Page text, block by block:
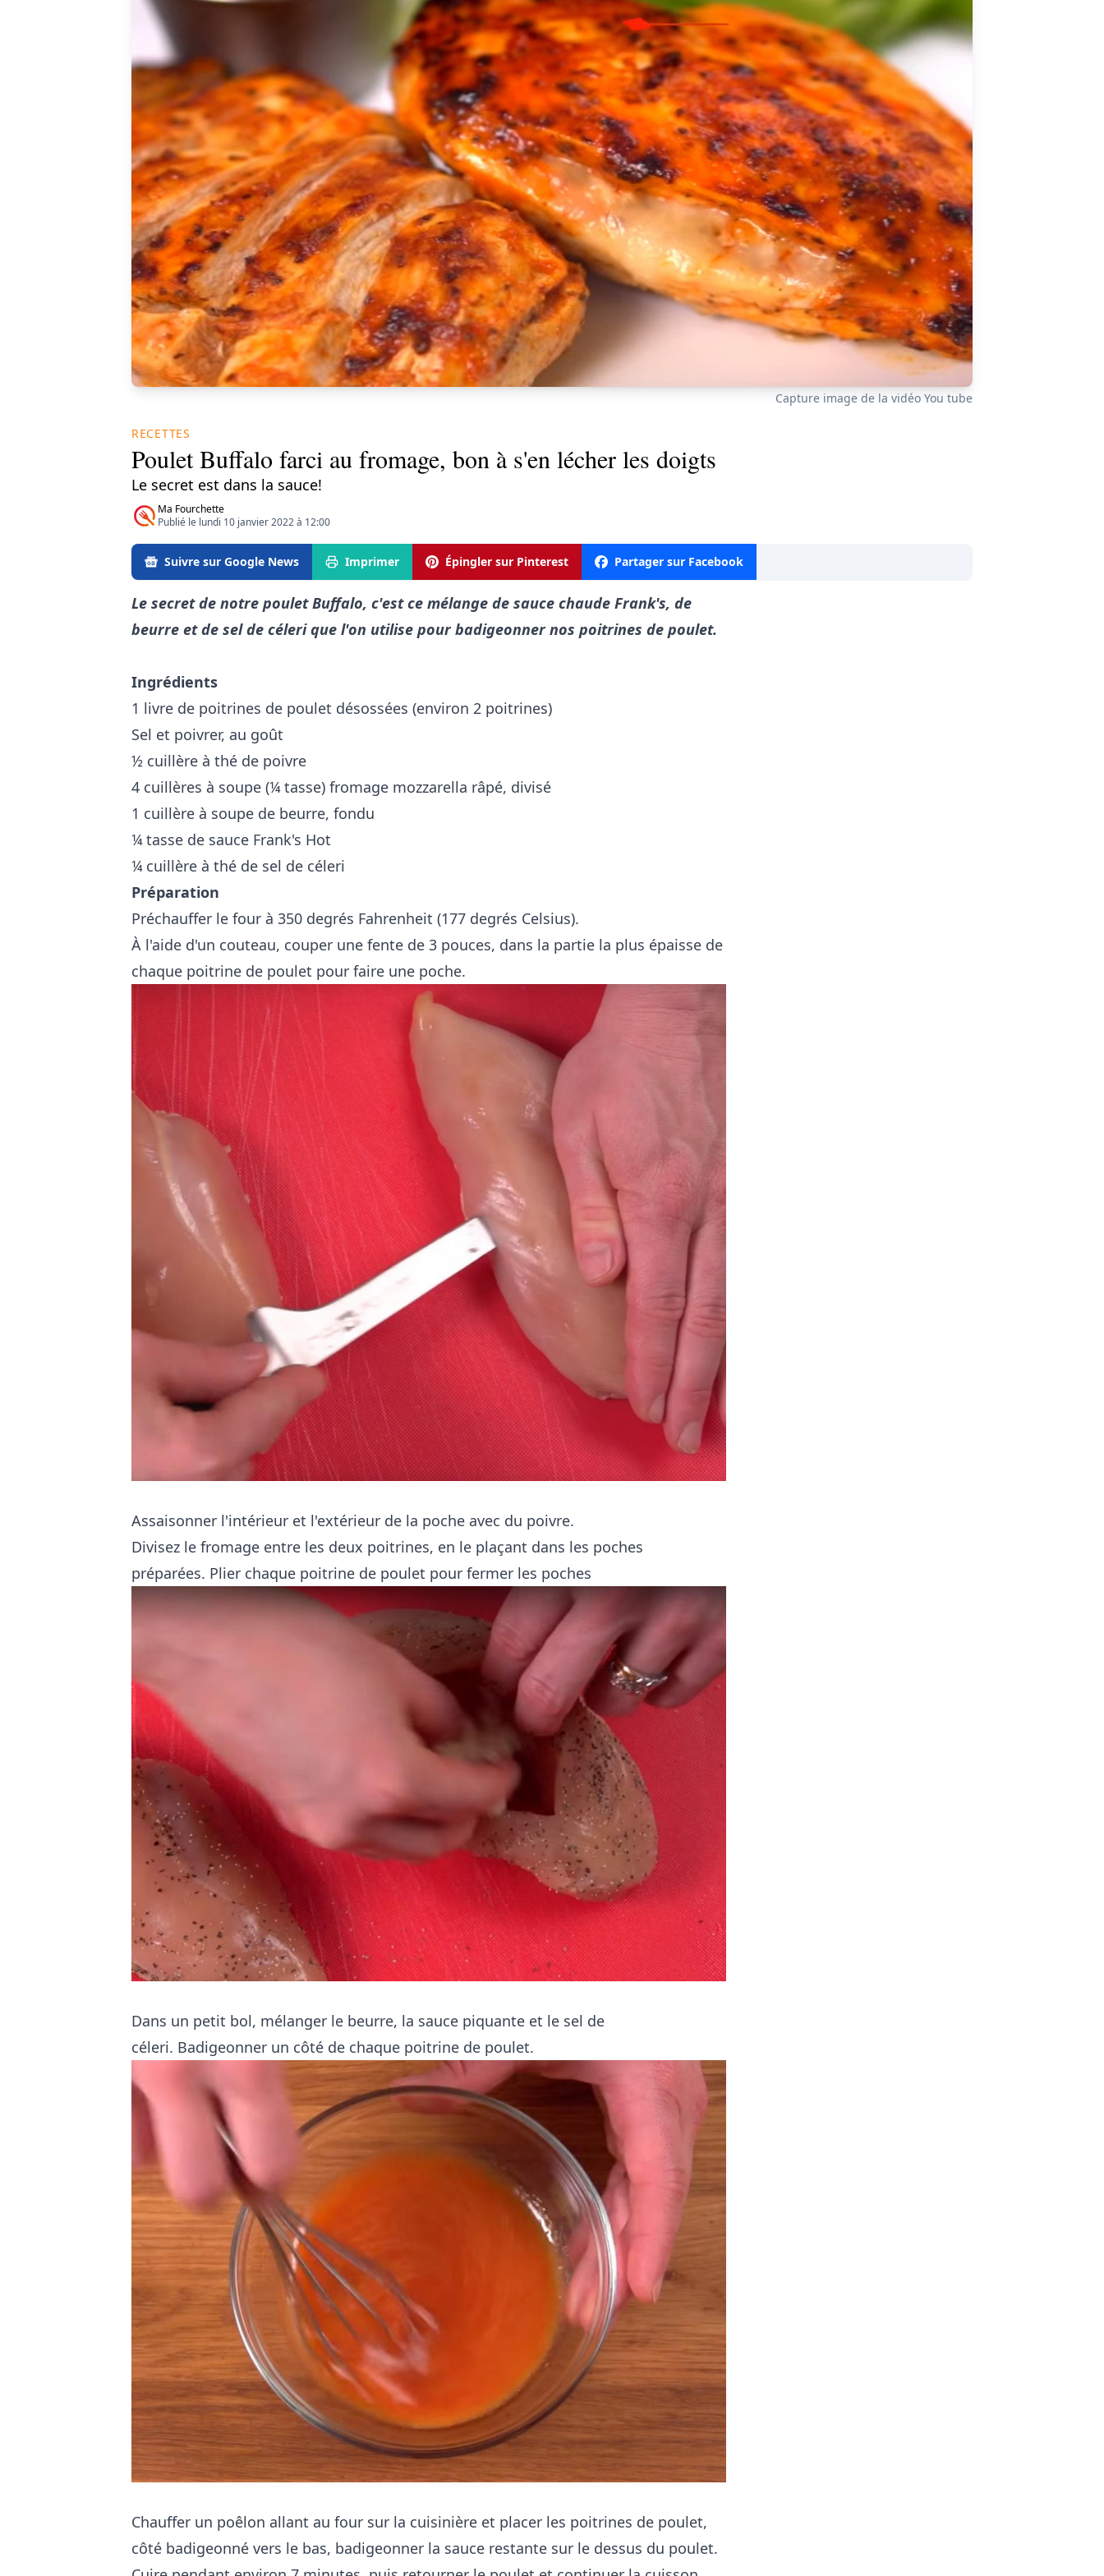
Capture image de la vidéo You tube
RECETTES
Poulet Buffalo farci au fromage, bon à s'en lécher les doigts
Le secret est dans la sauce!
Ma Fourchette
Publié le lundi 10 janvier 2022 à 12:00
Suivre sur Google News Imprimer Épingler sur Pinterest Partager sur Facebook
Le secret de notre poulet Buffalo, c'est ce mélange de sauce chaude Frank's, de
beurre et de sel de céleri que l'on utilise pour badigeonner nos poitrines de poulet.
Ingrédients
1 livre de poitrines de poulet désossées (environ 2 poitrines)
Sel et poivrer, au goût
½ cuillère à thé de poivre
4 cuillères à soupe (¼ tasse) fromage mozzarella râpé, divisé
1 cuillère à soupe de beurre, fondu
¼ tasse de sauce Frank's Hot
¼ cuillère à thé de sel de céleri
Préparation
Préchauffer le four à 350 degrés Fahrenheit (177 degrés Celsius).
À l'aide d'un couteau, couper une fente de 3 pouces, dans la partie la plus épaisse de
chaque poitrine de poulet pour faire une poche.
Assaisonner l'intérieur et l'extérieur de la poche avec du poivre.
Divisez le fromage entre les deux poitrines, en le plaçant dans les poches
préparées. Plier chaque poitrine de poulet pour fermer les poches
Dans un petit bol, mélanger le beurre, la sauce piquante et le sel de
céleri. Badigeonner un côté de chaque poitrine de poulet.
Chauffer un poêlon allant au four sur la cuisinière et placer les poitrines de poulet,
côté badigeonné vers le bas, badigeonner la sauce restante sur le dessus du poulet.